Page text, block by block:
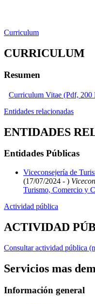
Curriculum
CURRICULUM
Resumen
Curriculum Vitae (Pdf, 200
Entidades relacionadas
ENTIDADES
Entidades Públicas
Viceconsejería de
(17/07/2024 - )
Turismo, Comercio y
Actividad pública
ACTIVIDAD
Consultar actividad pública
Servicios mas
Información general